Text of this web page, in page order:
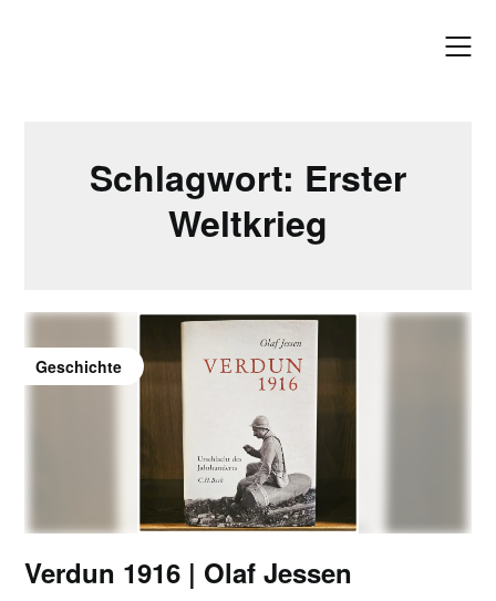
Schlagwort: Erster
Weltkrieg
Geschichte
Verdun 1916 | Olaf Jessen